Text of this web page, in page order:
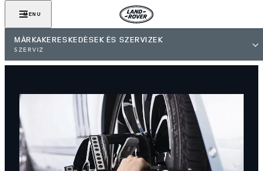
MENU
MÁRKAKERESKEDÉSEK ÉS SZERVIZEK
SZERVIZ